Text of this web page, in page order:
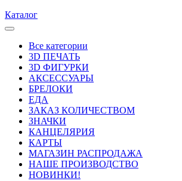
Каталог
Все категории
3D ПЕЧАТЬ
3D ФИГУРКИ
АКСЕССУАРЫ
БРЕЛОКИ
ЕДА
ЗАКАЗ КОЛИЧЕСТВОМ
ЗНАЧКИ
КАНЦЕЛЯРИЯ
КАРТЫ
МАГАЗИН РАСПРОДАЖА
НАШЕ ПРОИЗВОДСТВО
НОВИНКИ!